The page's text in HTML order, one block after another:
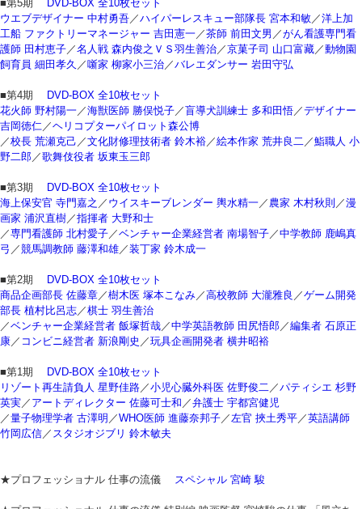
■第5期
DVD-BOX 全10枚セット
ウエブデザイナー 中村勇吾 ／ハイパーレスキュー部隊長 宮本和敏 ／洋上加
工船 ファクトリーマネージャー 吉田憲一 ／茶師 前田文男 ／がん看護専門看
護師 田村恵子 ／名人戦 森内俊之ＶＳ羽生善治 ／京菓子司 山口富藏 ／動物園
飼育員 細田孝久 ／噺家 柳家小三治 ／バレエダンサー 岩田守弘
■第4期
DVD-BOX 全10枚セット
花火師 野村陽一 ／海獣医師 勝俣悦子 ／盲導犬訓練士 多和田悟 ／デザイナー
吉岡徳仁 ／ヘリコプターパイロット森公博
／校長 荒瀬克己 ／文化財修理技術者 鈴木裕 ／絵本作家 荒井良二 ／鮨職人 小
野二郎 ／歌舞伎役者 坂東玉三郎
■第3期
DVD-BOX 全10枚セット
海上保安官 寺門嘉之 ／ ウイスキーブレンダー 輿水精一 ／ 農家 木村秋則 ／漫
画家 浦沢直樹 ／指揮者 大野和士
／専門看護師 北村愛子 ／ベンチャー企業経営者 南場智子 ／中学教師 鹿嶋真
弓 ／競馬調教師 藤澤和雄 ／装丁家 鈴木成一
■第2期
DVD-BOX 全10枚セット
商品企画部長 佐藤章 ／樹木医 塚本こなみ ／高校教師 大瀧雅良 ／ゲーム開発
部長 植村比呂志 ／棋士 羽生善治
／ベンチャー企業経営者 飯塚哲哉 ／中学英語教師 田尻悟郎 ／編集者 石原正
康 ／ コンビニ経営者 新浪剛史 ／玩具企画開発者 横井昭裕
■第1期
DVD-BOX 全10枚セット
リゾート再生請負人 星野佳路 ／小児心臓外科医 佐野俊二 ／パティシエ 杉野
英実 ／ アートディレクター 佐藤可士和 ／弁護士 宇都宮健児
／量子物理学者 古澤明 ／WHO医師 進藤奈邦子 ／ 左官 挾土秀平 ／英語講師
竹岡広信 ／ スタジオジブリ 鈴木敏夫
★プロフェッショナル 仕事の流儀 スペシャル 宮崎 駿